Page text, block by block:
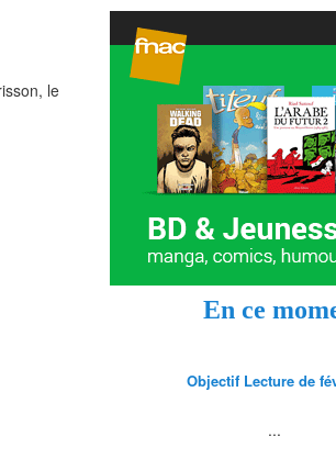
le
En ce
Objectif Lecture de
...